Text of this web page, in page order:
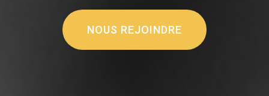
NOUS REJOINDRE